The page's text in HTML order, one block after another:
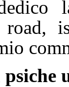
road,